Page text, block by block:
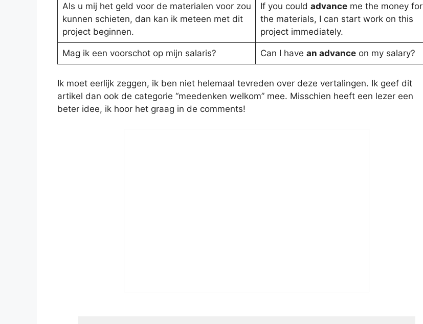
Als u mij het geld voor de materialen voor zou
kunnen schieten, dan kan ik meteen met dit
project beginnen.
If you could advanceme the money for
the materials, I can start work on this
project immediately.
Mag ik een voorschot op mijn salaris? Can I have an advanceon my salary?
Ik moet eerlijk zeggen, ik ben niet helemaal tevreden over deze vertalingen. Ik geef dit
artikel dan ook de categorie “meedenken welkom” mee. Misschien heeft een lezer een
beter idee, ik hoor het graag in de comments!